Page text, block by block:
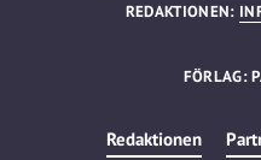
REDAKTIONEN:
FÖRLAG:
Redaktionen